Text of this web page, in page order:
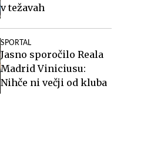
v težavah
SPORTAL
Jasno sporočilo Reala
Madrid Viniciusu:
Nihče ni večji od kluba